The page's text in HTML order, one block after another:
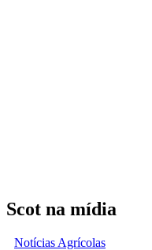
Scot na mídia
Notícias Agrícolas